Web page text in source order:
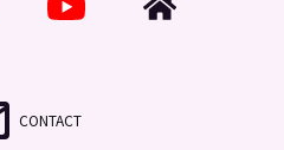
CONTACT